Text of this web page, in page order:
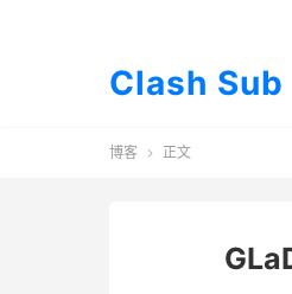
Clash Sub
博客  正文